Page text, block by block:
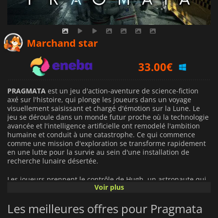
Marchand star
33.00€
39.49€
PRAGMATA est un jeu d'action-aventure de science-fiction
axé sur l'histoire, qui plonge les joueurs dans un voyage
visuellement saisissant et chargé d'émotion sur la Lune. Le
jeu se déroule dans un monde futur proche où la technologie
avancée et l'intelligence artificielle ont remodelé l'ambition
humaine et conduit à une catastrophe. Ce qui commence
comme une mission d'exploration se transforme rapidement
en une lutte pour la survie au sein d'une installation de
recherche lunaire désertée.
Les joueurs prennent le contrôle de Hugh, un astronaute qui
se retrouve échoué après un incident mystérieux, et de
extraordinaires. Leur partenariat est au cœur de l'expérience,
tant dans le gameplay que dans le récit. Alors que Hugh
Voir plus
Les meilleures offres pour Pragmata